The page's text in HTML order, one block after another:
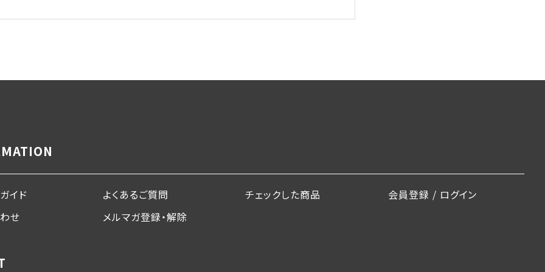
イド よくあるご質問 チェックした商品
会員登録 / ログイン
せ
メルマガ登録・解除